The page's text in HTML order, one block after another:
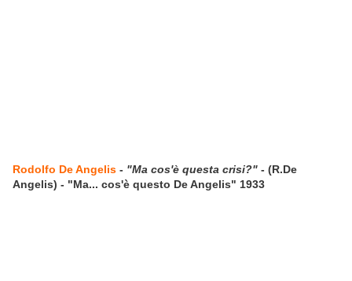
Rodolfo De Angelis - "Ma cos'è questa crisi?" - (R.De
Angelis) - "Ma... cos'è questo De Angelis" 1933